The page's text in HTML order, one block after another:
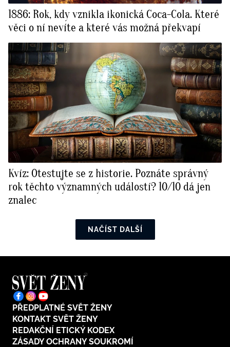
1886: Rok, kdy vznikla ikonická Coca-Cola. Které
věci o ní nevíte a které vás možná překvapí
Kvíz: Otestujte se z historie. Poznáte správný
rok těchto významných událostí? 10/10 dá jen
znalec
NAČÍST DALŠÍ
PŘEDPLATNÉ SVĚT ŽENY
KONTAKT SVĚT ŽENY
REDAKČNÍ ETICKÝ KODEX
ZÁSADY OCHRANY SOUKROMÍ